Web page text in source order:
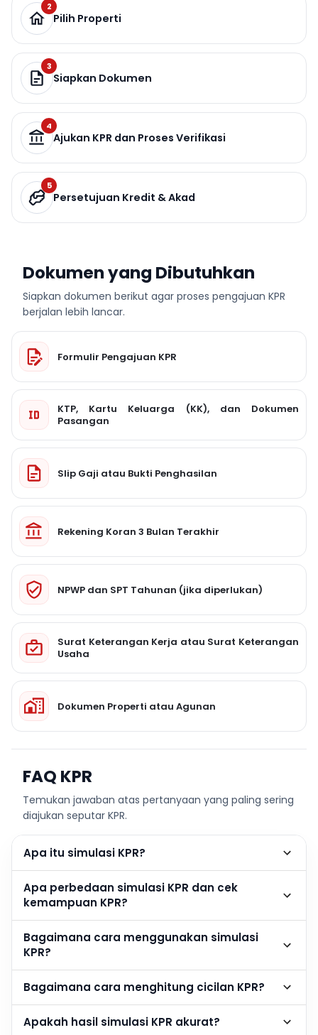
2
Pilih Properti
3
Siapkan Dokumen
4
Ajukan KPR dan Proses Verifikasi
5
Persetujuan Kredit & Akad
Dokumen yang Dibutuhkan
Siapkan dokumen berikut agar proses pengajuan KPR
berjalan lebih lancar.
Formulir Pengajuan KPR
KTP, Kartu Keluarga (KK), dan Dokumen
Pasangan
Slip Gaji atau Bukti Penghasilan
Rekening Koran 3 Bulan Terakhir
NPWP dan SPT Tahunan (jika diperlukan)
Surat Keterangan Kerja atau Surat Keterangan
Usaha
Dokumen Properti atau Agunan
FAQ KPR
Temukan jawaban atas pertanyaan yang paling sering
diajukan seputar KPR.
Apa itu simulasi KPR?
Apa perbedaan simulasi KPR dan cek
kemampuan KPR?
Bagaimana cara menggunakan simulasi
KPR?
Bagaimana cara menghitung cicilan KPR?
Apakah hasil simulasi KPR akurat?